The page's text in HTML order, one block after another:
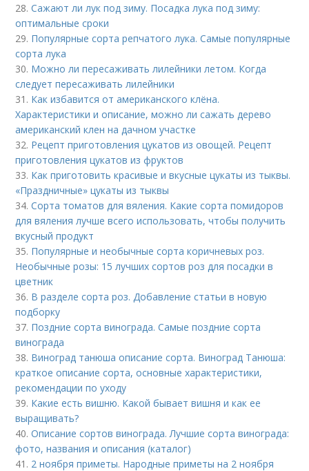
28.Сажают ли лук под зиму. Посадка лука под зиму:
оптимальные сроки
29. Популярные сорта репчатого лука. Самые популярные
сорта лука
30. Можно ли пересаживать лилейники летом. Когда
следует пересаживать лилейники
31. Как избавится от американского клёна.
Характеристики и описание, можно ли сажать дерево
американский клен на дачном участке
32. Рецепт приготовления цукатов из овощей. Рецепт
приготовления цукатов из фруктов
33. Как приготовить красивые и вкусные цукаты из тыквы.
«Праздничные» цукаты из тыквы
34.Сорта томатов для вяления. Какие сорта помидоров
для вяления лучше всего использовать, чтобы получить
вкусный продукт
35. Популярные и необычные сорта коричневых роз.
Необычные розы: 15 лучших сортов роз для посадки в
цветник
36. В разделе сорта роз. Добавление статьи в новую
подборку
37. Поздние сорта винограда. Самые поздние сорта
винограда
38. Виноград танюша описание сорта. Виноград Танюша:
краткое описание сорта, основные характеристики,
рекомендации по уходу
39. Какие есть вишню. Какой бывает вишня и как ее
выращивать?
40.Описание сортов винограда. Лучшие сорта винограда:
фото, названия и описания (каталог)
41. 2 ноября приметы. Народные приметы на 2 ноября